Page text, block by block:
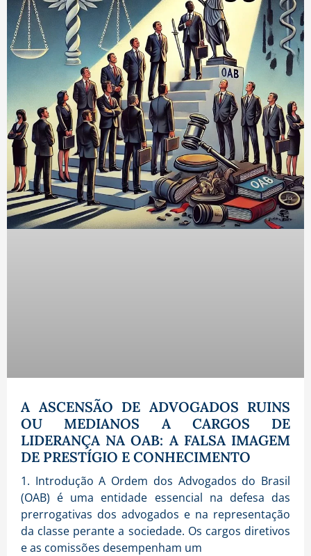
A ASCENSÃO DE ADVOGADOS RUINS
OU MEDIANOS A CARGOS DE
LIDERANÇA NA OAB: A FALSA IMAGEM
DE PRESTÍGIO E CONHECIMENTO
1. Introdução A Ordem dos Advogados do Brasil
(OAB) é uma entidade essencial na defesa das
prerrogativas dos advogados e na representação
da classe perante a sociedade. Os cargos diretivos
e as comissões desempenham um